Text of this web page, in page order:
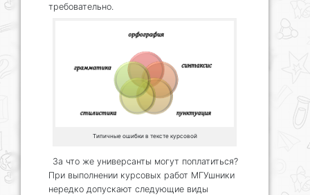
требовательно.
Типичные ошибки в тексте курсовой
За что же универсанты могут поплатиться?
При выполнении курсовых работ МГУшники
нередко допускают следующие виды